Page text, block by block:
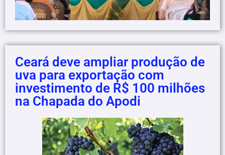
Ceará deve ampliar produção de
uva para exportação com
investimento de R$ 100 milhões
na Chapada do Apodi